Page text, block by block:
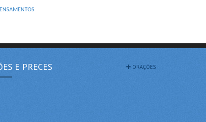
E PRECES ORAÇÕES